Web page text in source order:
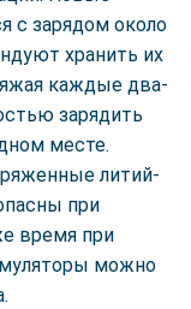
с зарядом около
хранить их
каждые два-
зарядить
месте.
литий-
при
время при
можно